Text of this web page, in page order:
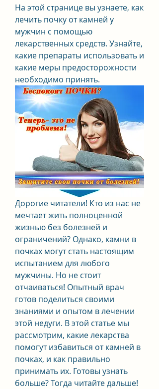
На этой странице вы узнаете, как
лечить почку от камней у
мужчин с помощью
лекарственных средств. Узнайте,
какие препараты использовать и
какие меры предосторожности
необходимо принять.
Дорогие читатели! Кто из нас не
мечтает жить полноценной
жизнью без болезней и
ограничений? Однако, камни в
почках могут стать настоящим
испытанием для любого
мужчины. Но не стоит
отчаиваться! Опытный врач
готов поделиться своими
знаниями и опытом в лечении
этой недуги. В этой статье мы
рассмотрим, какие лекарства
помогут избавиться от камней в
почках, и как правильно
принимать их. Готовы узнать
больше? Тогда читайте дальше!